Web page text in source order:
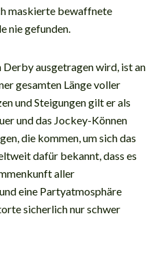
maskierte bewaffnete
nie gefunden.
Derby ausgetragen wird, ist an
gesamten Länge voller
und Steigungen gilt er als
und das Jockey-Können
die kommen, um sich das
dafür bekannt, dass es
aller
eine Partyatmosphäre
sicherlich nur schwer